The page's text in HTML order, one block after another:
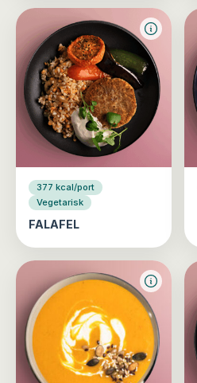
377 kcal/port
Vegetarisk
FALAFEL